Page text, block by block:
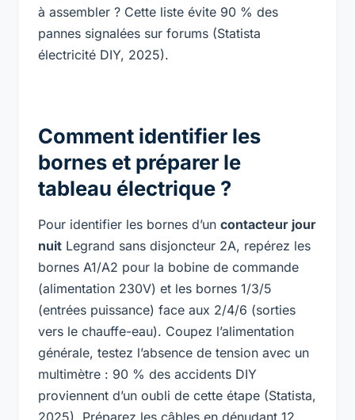
à assembler ? Cette liste évite 90 % des
pannes signalées sur forums (Statista
électricité DIY, 2025).
Comment identifier les
bornes et préparer le
tableau électrique ?
Pour identifier les bornes d’un contacteur jour
nuit Legrand sans disjoncteur 2A, repérez les
bornes A1/A2 pour la bobine de commande
(alimentation 230V) et les bornes 1/3/5
(entrées puissance) face aux 2/4/6 (sorties
vers le chauffe-eau). Coupez l’alimentation
générale, testez l’absence de tension avec un
multimètre : 90 % des accidents DIY
proviennent d’un oubli de cette étape (Statista,